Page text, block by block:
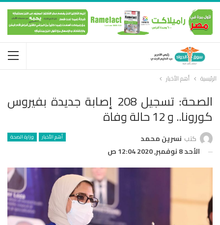
الرئيسية أهم الأخبار
الصحة: تسجيل 208 إصابة جديدة بفيروس
كورونا.. و 12 حالة وفاة
أهم الأخبار وزارة الصحة كتب نسرين محمد
الأحد 8 نوفمبر, 2020 12:04 ص